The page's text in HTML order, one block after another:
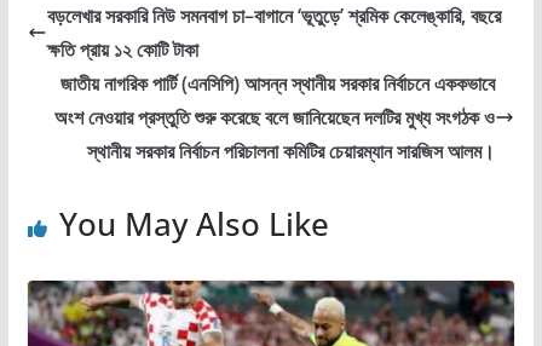
বড়লেখার সরকারি নিউ সমনবাগ চা–বাগানে ‘ভূতুড়ে’ শ্রমিক কেলেঙ্কারি, বছরে
ক্ষতি প্রায় ১২ কোটি টাকা
জাতীয় নাগরিক পার্টি (এনসিপি) আসন্ন স্থানীয় সরকার নির্বাচনে এককভাবে
অংশ নেওয়ার প্রস্তুতি শুরু করেছে বলে জানিয়েছেন দলটির মুখ্য সংগঠক ও
স্থানীয় সরকার নির্বাচন পরিচালনা কমিটির চেয়ারম্যান সারজিস আলম।
You May Also Like